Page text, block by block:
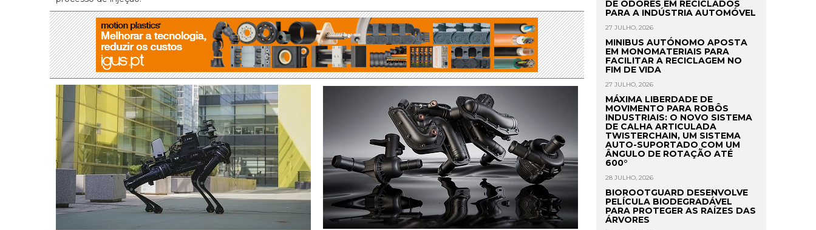
DE ODORES EM RECICLADOS
PARA A INDÚSTRIA AUTOMÓVEL
27 JULHO, 2026
MINIBUS AUTÓNOMO APOSTA
EM MONOMATERIAIS PARA
FACILITAR A RECICLAGEM NO
FIM DE VIDA
27 JULHO, 2026
MÁXIMA LIBERDADE DE
MOVIMENTO PARA ROBÔS
INDUSTRIAIS: O NOVO SISTEMA
DE CALHA ARTICULADA
TWISTERCHAIN, UM SISTEMA
AUTO-SUPORTADO COM UM
ÂNGULO DE ROTAÇÃO ATÉ
600°
28 JULHO, 2026
BIOROOTGUARD DESENVOLVE
PELÍCULA BIODEGRADÁVEL
PARA PROTEGER AS RAÍZES DAS
ÁRVORES